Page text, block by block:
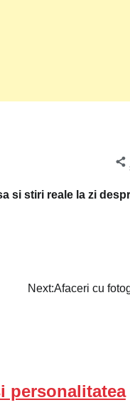
si stiri reale la zi
Next:Afaceri cu
personalitatea